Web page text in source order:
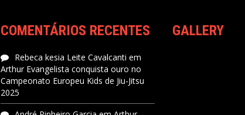
COMENTÁRIOS RECENTES
Rebeca kesia Leite Cavalcanti em
Arthur Evangelista conquista ouro no
Campeonato Europeu Kids de Jiu-Jitsu
2025
GALLERY